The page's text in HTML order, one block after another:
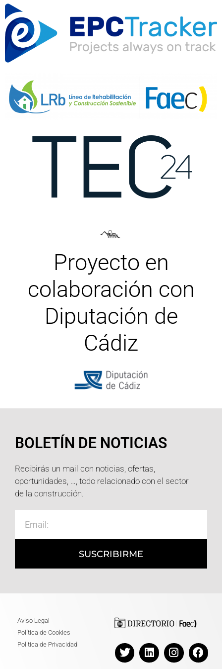
Proyecto en
colaboración con
Diputación de
Cádiz
BOLETÍN DE NOTICIAS
Recibirás un mail con noticias, ofertas,
oportunidades, …, todo relacionado con el sector
de la construcción.
SUSCRIBIRME
Aviso Legal
Política de Cookies
Politica de Privacidad